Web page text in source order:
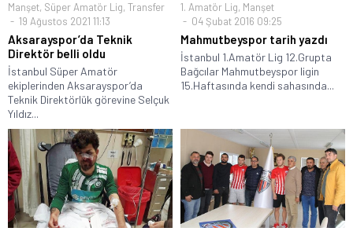
Manşet, Süper Amatör Lig, Transfer
19 Ağustos 2021 11:13
Aksarayspor’da Teknik
Direktör belli oldu
İstanbul Süper Amatör
ekiplerinden Aksarayspor’da
Teknik Direktörlük görevine Selçuk
Yıldız...
1. Amatör Lig, Manşet
04 Şubat 2016 09:25
Mahmutbeyspor tarih yazdı
İstanbul 1.Amatör Lig 12.Grupta
Bağcılar Mahmutbeyspor ligin
15.Haftasında kendi sahasında...